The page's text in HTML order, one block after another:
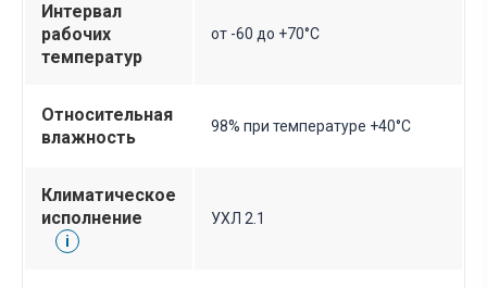
Интервал
рабочих
температур
от -60 до +70°C
Относительная
влажность
98% при температуре +40°С
Климатическое
исполнение
i
УХЛ 2.1